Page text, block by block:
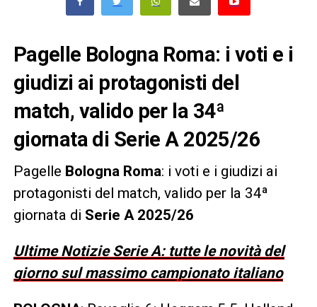
Pagelle Bologna Roma: i voti e i
giudizi ai protagonisti del
match, valido per la 34ª
giornata di Serie A 2025/26
Pagelle Bologna Roma: i voti e i giudizi ai
protagonisti del match, valido per la 34ª
giornata di Serie A 2025/26
Ultime Notizie Serie A: tutte le novità del
giorno sul massimo campionato italiano